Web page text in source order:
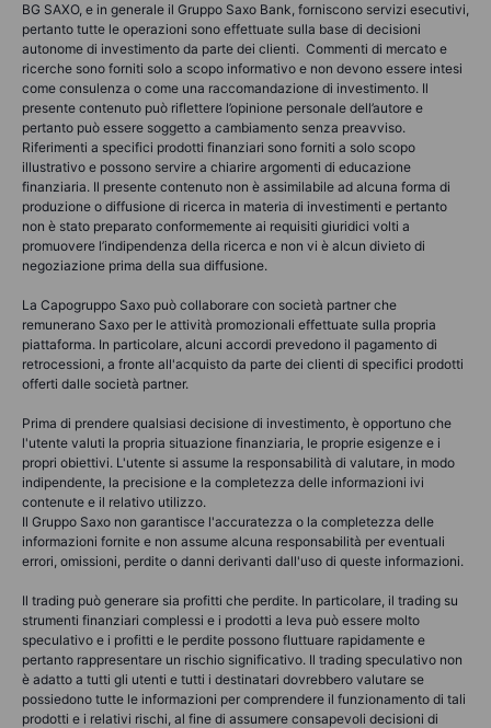
BG SAXO, e in generale il Gruppo Saxo Bank, forniscono servizi esecutivi,
pertanto tutte le operazioni sono effettuate sulla base di decisioni
autonome di investimento da parte dei clienti. Commenti di mercato e
ricerche sono forniti solo a scopo informativo e non devono essere intesi
come consulenza o come una raccomandazione di investimento. Il
presente contenuto può riflettere l’opinione personale dell’autore e
pertanto può essere soggetto a cambiamento senza preavviso.
Riferimenti a specifici prodotti finanziari sono forniti a solo scopo
illustrativo e possono servire a chiarire argomenti di educazione
finanziaria. Il presente contenuto non è assimilabile ad alcuna forma di
produzione o diffusione di ricerca in materia di investimenti e pertanto
non è stato preparato conformemente ai requisiti giuridici volti a
promuovere l’indipendenza della ricerca e non vi è alcun divieto di
negoziazione prima della sua diffusione.
La Capogruppo Saxo può collaborare con società partner che
remunerano Saxo per le attività promozionali effettuate sulla propria
piattaforma. In particolare, alcuni accordi prevedono il pagamento di
retrocessioni, a fronte all'acquisto da parte dei clienti di specifici prodotti
offerti dalle società partner.
Prima di prendere qualsiasi decisione di investimento, è opportuno che
l'utente valuti la propria situazione finanziaria, le proprie esigenze e i
propri obiettivi. L'utente si assume la responsabilità di valutare, in modo
indipendente, la precisione e la completezza delle informazioni ivi
contenute e il relativo utilizzo.
Il Gruppo Saxo non garantisce l'accuratezza o la completezza delle
informazioni fornite e non assume alcuna responsabilità per eventuali
errori, omissioni, perdite o danni derivanti dall'uso di queste informazioni.
Il trading può generare sia profitti che perdite. In particolare, il trading su
strumenti finanziari complessi e i prodotti a leva può essere molto
speculativo e i profitti e le perdite possono fluttuare rapidamente e
pertanto rappresentare un rischio significativo. Il trading speculativo non
è adatto a tutti gli utenti e tutti i destinatari dovrebbero valutare se
possiedono tutte le informazioni per comprendere il funzionamento di tali
prodotti e i relativi rischi, al fine di assumere consapevoli decisioni di